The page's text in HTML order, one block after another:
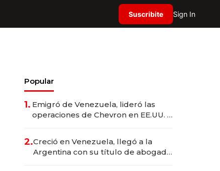
Suscribite Sign In
Popular
1. Emigró de Venezuela, lideró las
operaciones de Chevron en EE.UU. y
2.Creció en Venezuela, llegó a la
Argentina con su título de abogado